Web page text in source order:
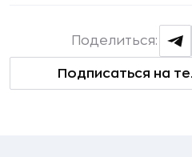
Подписаться на
Поделиться: